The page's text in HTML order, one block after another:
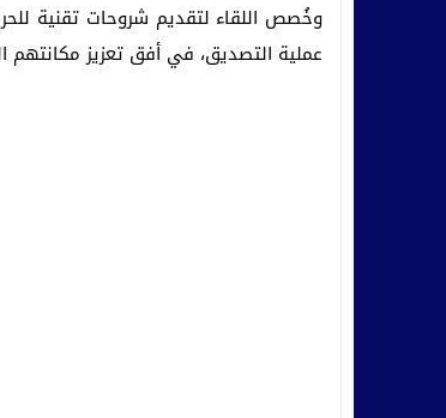
وخُصص اللقاء لتقديم شروحات تقنية
عملية التصديق، في أفق تعزيز